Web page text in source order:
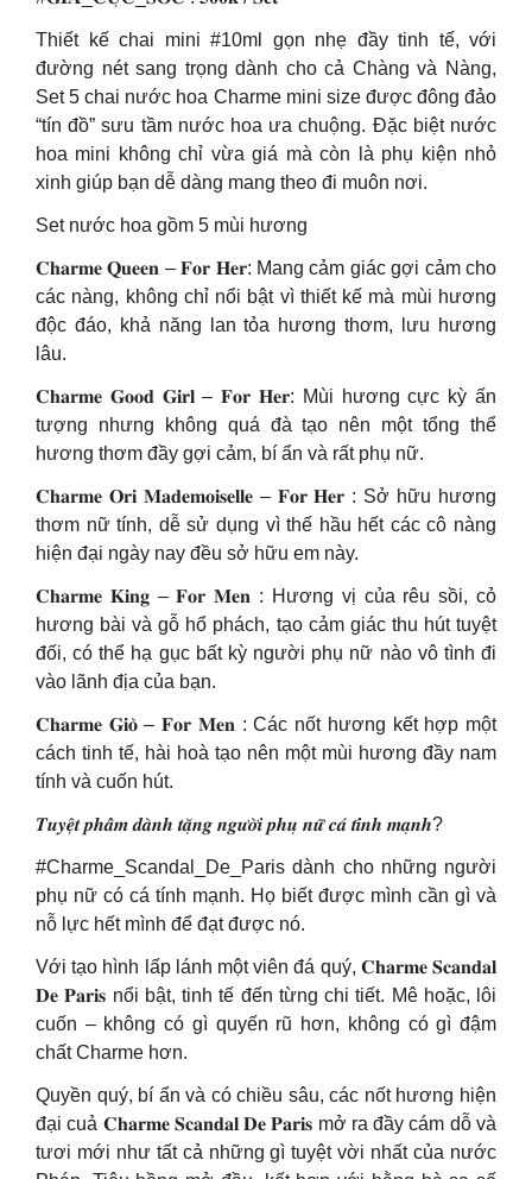
Thiết kế chai mini #10ml gọn nhẹ đầy tinh tế, với
đường nét sang trọng dành cho cả Chàng và Nàng,
Set 5 chai nước hoa Charme mini size được đông đảo
“tín đồ” sưu tầm nước hoa ưa chuộng. Đặc biệt nước
hoa mini không chỉ vừa giá mà còn là phụ kiện nhỏ
xinh giúp bạn dễ dàng mang theo đi muôn nơi.
Set nước hoa gồm 5 mùi hương
𝐂𝐡𝐚𝐫𝐦𝐞 𝐐𝐮𝐞𝐞𝐧 – 𝐅𝐨𝐫 𝐇𝐞𝐫: Mang cảm giác gợi cảm cho
các nàng, không chỉ nổi bật vì thiết kế mà mùi hương
độc đáo, khả năng lan tỏa hương thơm, lưu hương
lâu.
𝐂𝐡𝐚𝐫𝐦𝐞 𝐆𝐨𝐨𝐝 𝐆𝐢𝐫𝐥 – 𝐅𝐨𝐫 𝐇𝐞𝐫: Mùi hương cực kỳ ấn
tượng nhưng không quá đà tạo nên một tổng thể
hương thơm đầy gợi cảm, bí ẩn và rất phụ nữ.
𝐂𝐡𝐚𝐫𝐦𝐞 𝐎𝐫𝐢 𝐌𝐚𝐝𝐞𝐦𝐨𝐢𝐬𝐞𝐥𝐥𝐞 – 𝐅𝐨𝐫 𝐇𝐞𝐫 : Sở hữu hương
thơm nữ tính, dễ sử dụng vì thế hầu hết các cô nàng
hiện đại ngày nay đều sở hữu em này.
𝐂𝐡𝐚𝐫𝐦𝐞 𝐊𝐢𝐧𝐠 – 𝐅𝐨𝐫 𝐌𝐞𝐧 : Hương vị của rêu sồi, cỏ
hương bài và gỗ hổ phách, tạo cảm giác thu hút tuyệt
đối, có thể hạ gục bất kỳ người phụ nữ nào vô tình đi
vào lãnh địa của bạn.
𝐂𝐡𝐚𝐫𝐦𝐞 𝐆𝐢𝐨̀ – 𝐅𝐨𝐫 𝐌𝐞𝐧 : Các nốt hương kết hợp một
cách tinh tế, hài hoà tạo nên một mùi hương đầy nam
tính và cuốn hút.
𝑻𝒖𝒚𝒆̣̂𝒕 𝒑𝒉𝒂̂̉𝒎 𝒅𝒂̀𝒏𝒉 𝒕𝒂̣̆𝒏𝒈 𝒏𝒈𝒖̛𝒐̛̀𝒊 𝒑𝒉𝒖̣ 𝒏𝒖̛̃ 𝒄𝒂́ 𝒕𝒊́𝒏𝒉 𝒎𝒂̣𝒏𝒉?
#Charme_Scandal_De_Paris dành cho những người
phụ nữ có cá tính mạnh. Họ biết được mình cần gì và
nỗ lực hết mình để đạt được nó.
Với tạo hình lấp lánh một viên đá quý, 𝐂𝐡𝐚𝐫𝐦𝐞 𝐒𝐜𝐚𝐧𝐝𝐚𝐥
𝐃𝐞 𝐏𝐚𝐫𝐢𝐬 nổi bật, tinh tế đến từng chi tiết. Mê hoặc, lôi
cuốn – không có gì quyến rũ hơn, không có gì đậm
chất Charme hơn.
Quyền quý, bí ẩn và có chiều sâu, các nốt hương hiện
đại cuả 𝐂𝐡𝐚𝐫𝐦𝐞 𝐒𝐜𝐚𝐧𝐝𝐚𝐥 𝐃𝐞 𝐏𝐚𝐫𝐢𝐬 mở ra đầy cám dỗ và
tươi mới như tất cả những gì tuyệt vời nhất của nước